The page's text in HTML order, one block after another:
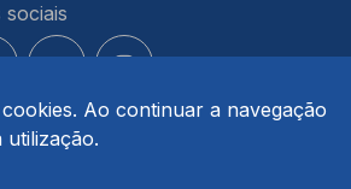
Ao continuar a navegação
utilização.